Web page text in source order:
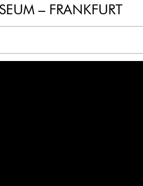
– FRANKFURT